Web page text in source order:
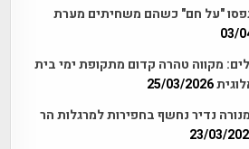
"על חם" כשהם משחיתים מערת
03/
מקווה טהרה קדום מתקופת ימי בית
25/03/2026
נדיר נחשף בחפירות למרגלות הר
23/03/